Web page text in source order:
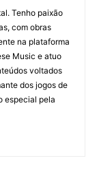
Tenho paixão
com obras
na plataforma
Music e atuo
voltados
dos jogos de
especial pela